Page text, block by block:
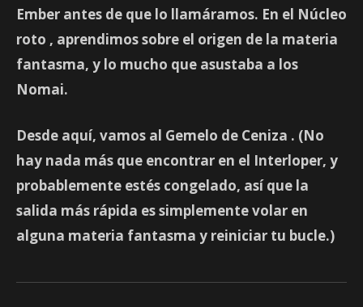
Ember antes de que lo llamáramos. En el Núcleo
roto , aprendimos sobre el origen de la materia
fantasma, y lo mucho que asustaba a los
Nomai.
Desde aquí, vamos al Gemelo de Ceniza . (No
hay nada más que encontrar en el Interloper, y
probablemente estés congelado, así que la
salida más rápida es simplemente volar en
alguna materia fantasma y reiniciar tu bucle.)